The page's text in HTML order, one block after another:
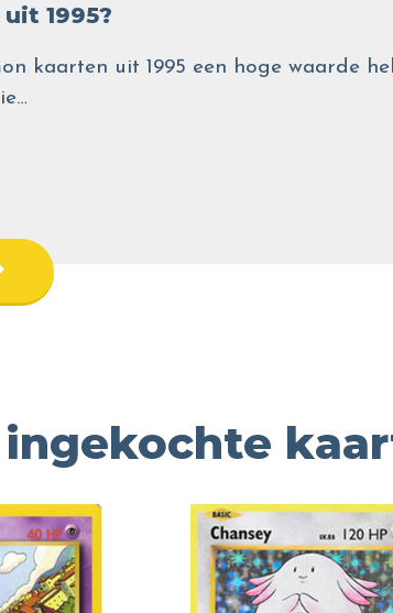
1995?
kaarten uit 1995 een hoge waarde